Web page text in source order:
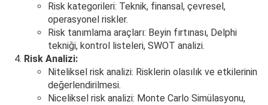
Risk kategorileri: Teknik, finansal, çevresel,
operasyonel riskler.
Risk tanımlama araçları: Beyin fırtınası, Delphi
tekniği, kontrol listeleri, SWOT analizi.
Risk Analizi:
Niteliksel risk analizi: Risklerin olasılık ve etkilerinin
değerlendirilmesi.
Niceliksel risk analizi: Monte Carlo Simülasyonu,